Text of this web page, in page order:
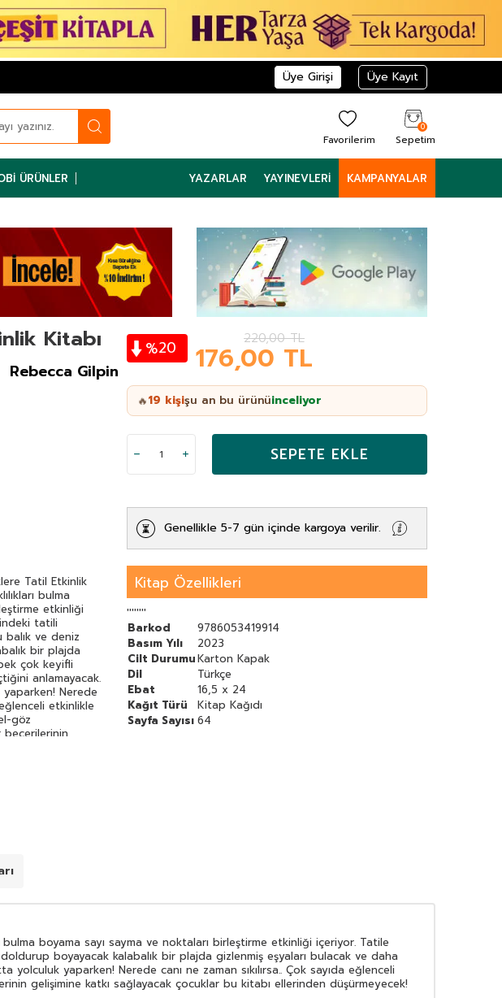
Üye Girişi Üye Kayıt
Favorilerim
0
Sepetim
ÜRÜNLER YAZARLAR YAYINEVLERI KAMPANYALAR
Kitabı
Rebecca Gilpin
%20 220,00TL
176,00 TL
🔥19 kişişu an bu ürünüinceliyor
SEPETE EKLE
Genellikle 5-7 gün içinde kargoya verilir.
Tatil Etkinlik
bulma
etkinliği
tatili
balık ve deniz
bir plajda
çok keyifli
anlamayacak.
yaparken! Nerede
eğlenceli etkinlikle
göz
Kitap Özellikleri
''''''''
Barkod
9786053419914
Basım Yılı
2023
Cilt DurumuKarton Kapak
Dil
Türkçe
Ebat
16,5 x 24
Kağıt Türü
Kitap Kağıdı
Sayfa Sayısı 64
boyama sayı sayma ve noktaları birleştirme etkinliği içeriyor. Tatile
boyayacak kalabalık bir plajda gizlenmiş eşyaları bulacak ve daha
yaparken! Nerede canı ne zaman sıkılırsa.. Çok sayıda eğlenceli
gelişimine katkı sağlayacak çocuklar bu kitabı ellerinden düşürmeyecek!